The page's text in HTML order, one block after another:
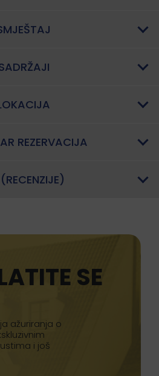
REZERVACIJA
(RECENZIJE)
SE
ažuriranja o
i još